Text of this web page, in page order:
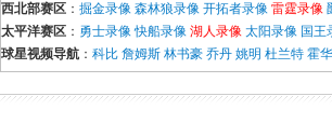
西北部赛区 ： 掘金录像 森林狼录像 开拓者录像 雷霆录像
太平洋赛区 ： 勇士录像 快船录像 湖人录像 太阳录像 国王
球星视频导航 ： 科比 詹姆斯 林书豪 乔丹 姚明 杜兰特 霍